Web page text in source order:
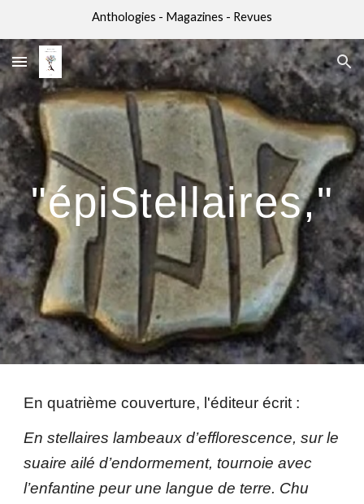
Anthologies - Magazines - Revues
"épiStellaires,"
En quatrième couverture, l'éditeur écrit :
En stellaires lambeaux d’efflorescence, sur le
suaire ailé d’endormement, tournoie avec
l’enfantine peur une langue de terre. Chu